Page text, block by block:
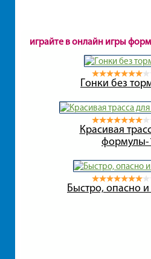
играйте в онлайн игры
Гонки без
Красивая
формулы-
Быстро, опасно и